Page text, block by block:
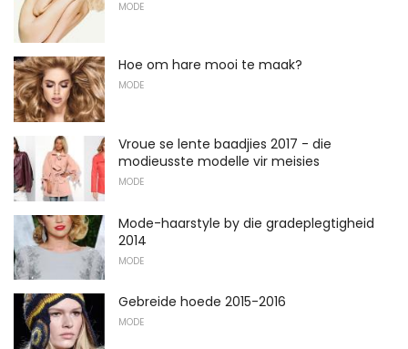
MODE
Hoe om hare mooi te maak?
MODE
Vroue se lente baadjies 2017 - die
modieusste modelle vir meisies
MODE
Mode-haarstyle by die gradeplegtigheid
2014
MODE
Gebreide hoede 2015-2016
MODE